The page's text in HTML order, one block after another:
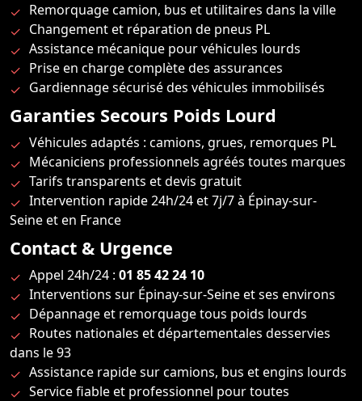
Remorquage camion, bus et utilitaires dans la ville
Changement et réparation de pneus PL
Assistance mécanique pour véhicules lourds
Prise en charge complète des assurances
Gardiennage sécurisé des véhicules immobilisés
Garanties Secours Poids Lourd
Véhicules adaptés : camions, grues, remorques PL
Mécaniciens professionnels agréés toutes marques
Tarifs transparents et devis gratuit
Intervention rapide 24h/24 et 7j/7 à Épinay-sur-
Seine et en France
Contact & Urgence
Appel 24h/24 : 01 85 42 24 10
Interventions sur Épinay-sur-Seine et ses environs
Dépannage et remorquage tous poids lourds
Routes nationales et départementales desservies
dans le 93
Assistance rapide sur camions, bus et engins lourds
Service fiable et professionnel pour toutes